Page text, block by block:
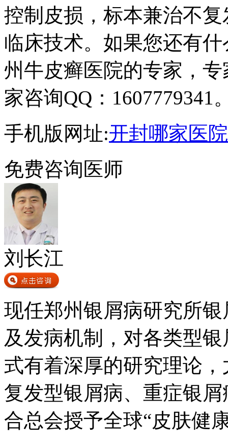
控制皮损，标本兼治不
临床技术。如果您还有
州牛皮癣医院的专家，
家咨询QQ：1607779341
手机版网址:开封哪家医
免费咨询医师
刘长江
现任郑州银屑病研究所
及发病机制，对各类型
式有着深厚的研究理论
复发型银屑病、重症银
合总会授予全球“皮肤健